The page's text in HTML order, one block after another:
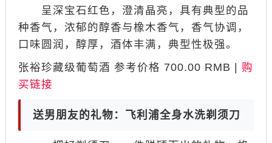
呈深宝石红色，澄清晶亮，具有典型的品
种香气，浓郁的醇香与橡木香气，香气协调，
口味圆润，醇厚，酒体丰满，典型性极强。
张裕珍藏级葡萄酒 参考价格 700.00 RMB | 购
买链接
送男朋友的礼物：飞利浦全身水洗剃须刀